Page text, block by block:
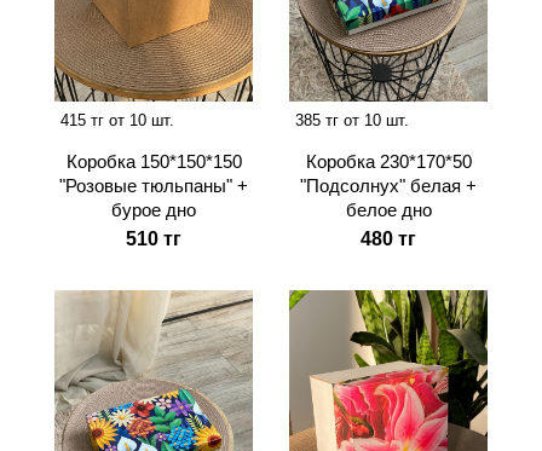
415 тг от 10 шт.
Коробка 150*150*150
"Розовые тюльпаны" +
бурое дно
510 тг
385 тг от 10 шт.
Коробка 230*170*50
"Подсолнух" белая +
белое дно
480 тг